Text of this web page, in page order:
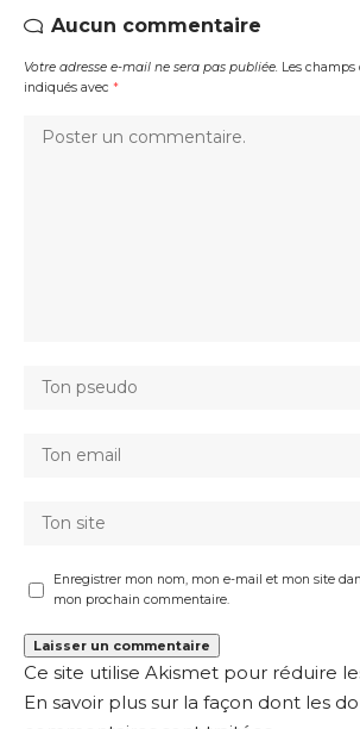
Aucun commentaire
Votre adresse e-mail ne sera pas publiée. Les
indiqués avec *
Enregistrer mon nom, mon e-mail et mon site
mon prochain commentaire.
Ce site utilise Akismet pour réduire
En savoir plus sur la façon dont les